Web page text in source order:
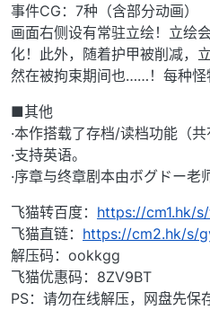
事件CG：7种（含部分动画）
画面右侧设有常驻立绘！立绘
化！此外，随着护甲被削减，
然在被拘束期间也……！每种怪
■其他
·本作搭载了存档/读档功能（共
·支持英语。
·序章与终章剧本由ボグドー老
飞猫转百度： https://cm1.hk/
飞猫直链： https://cm2.hk/s/
解压码：ookkgg
飞猫优惠码：8ZV9BT
PS：请勿在线解压，网盘先保